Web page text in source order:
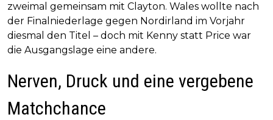
zweimal gemeinsam mit Clayton. Wales wollte nach
der Finalniederlage gegen Nordirland im Vorjahr
diesmal den Titel – doch mit Kenny statt Price war
die Ausgangslage eine andere.
Nerven, Druck und eine vergebene
Matchchance